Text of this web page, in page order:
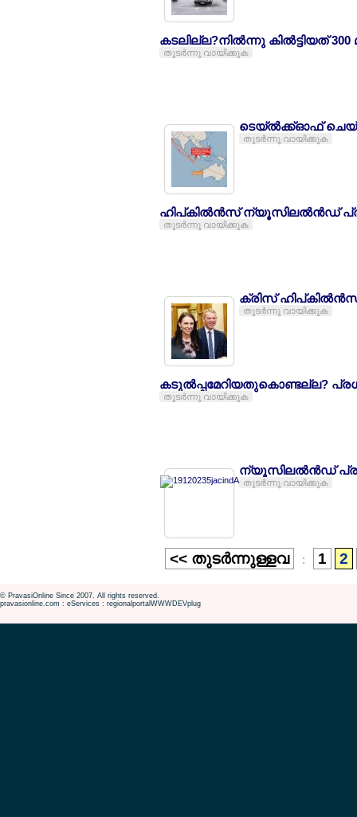
കടലില്ല?നില്‍ന്നു കില്‍ട്ടിയത്
തുടര്‍ന്നു വായിക്കുക
ടെയ്ല്‍ക്ക്ഓഫ് ചെയ്ത
തുടര്‍ന്നു വായിക്കുക
ഹിപ്കില്‍ന്‍സ് ന്യൂസിലല്‍ന്‍ഡ്
തുടര്‍ന്നു വായിക്കുക
ക്രിസ്
തുടര്‍ന്നു വായിക്കുക
കടുല്‍പ്പമേറിയതുകൊണ്ടല്ല?
തുടര്‍ന്നു വായിക്കുക
ന്യൂസിലല്‍ന്‍ഡ്
തുടര്‍ന്നു വായിക്കുക
<< തുടര്‍ന്നുള്ളവ : 1 2
© PravasiOnline Since 2007. All rights reserved.
pravasionline.com : eServices : regionalportalWWWDEVplug